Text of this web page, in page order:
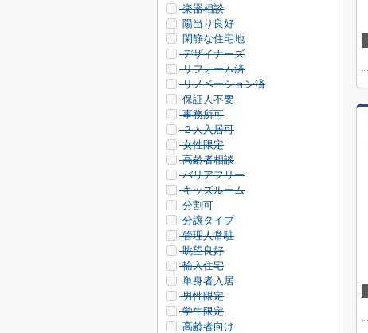
楽器相談
陽当り良好
閑静な住宅地
デザイナーズ
リフォーム済
リノベーション済
保証人不要
事務所可
２人入居可
女性限定
高齢者相談
バリアフリー
キッズルーム
分割可
分譲タイプ
管理人常駐
眺望良好
輸入住宅
単身者入居
男性限定
学生限定
高齢者向け